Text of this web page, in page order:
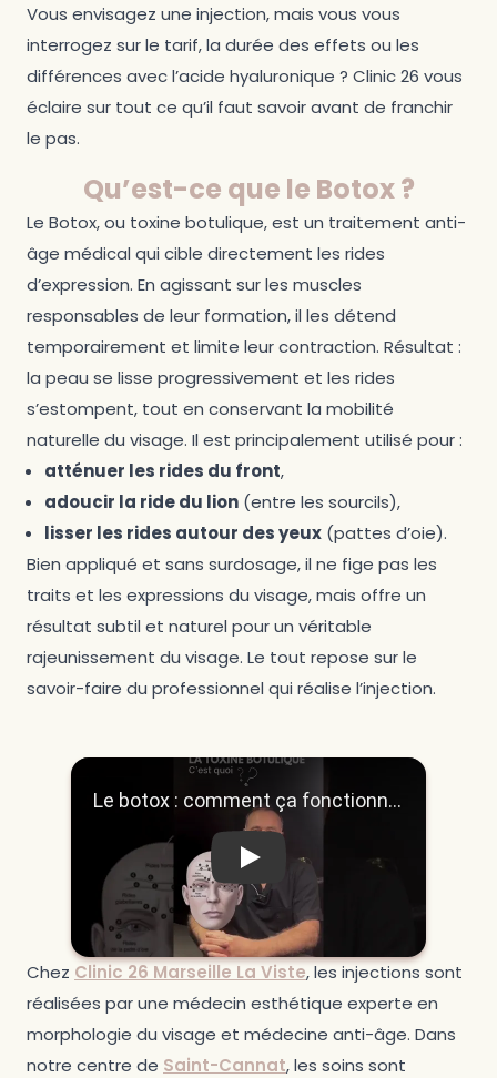
Vous envisagez une injection, mais vous vous
interrogez sur le tarif, la durée des effets ou les
différences avec l’acide hyaluronique ? Clinic 26 vous
éclaire sur tout ce qu’il faut savoir avant de franchir
le pas.
Qu’est-ce que le Botox ?
Le Botox, ou toxine botulique, est un traitement anti-
âge médical qui cible directement les rides
d’expression. En agissant sur les muscles
responsables de leur formation, il les détend
temporairement et limite leur contraction. Résultat :
la peau se lisse progressivement et les rides
s’estompent, tout en conservant la mobilité
naturelle du visage. Il est principalement utilisé pour :
atténuer les rides du front,
adoucir la ride du lion (entre les sourcils),
lisser les rides autour des yeux (pattes d’oie).
Bien appliqué et sans surdosage, il ne fige pas les
traits et les expressions du visage, mais offre un
résultat subtil et naturel pour un véritable
rajeunissement du visage. Le tout repose sur le
savoir-faire du professionnel qui réalise l’injection.
Cette vidéo présente comment fonctionne le
Chez Clinic 26 Marseille La Viste, les injections sont
réalisées par une médecin esthétique experte en
morphologie du visage et médecine anti-âge. Dans
notre centre de Saint-Cannat, les soins sont